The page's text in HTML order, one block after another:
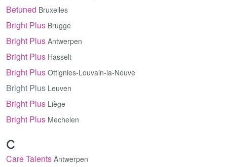
Betuned Bruxelles
Bright Plus Brugge
Bright Plus Antwerpen
Bright Plus Hasselt
Bright Plus Ottignies-Louvain-la-Neuve
Bright Plus Leuven
Bright Plus Liège
Bright Plus Mechelen
C
Care Talents Antwerpen